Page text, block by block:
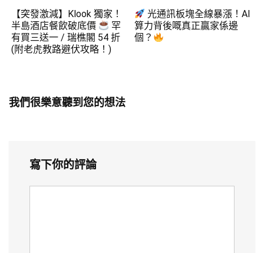
【突發激減】Klook 獨家！
半島酒店餐飲破底價
罕
有買三送一 / 瑞樵閣 54 折
(附老虎教路避伏攻略！)
光通訊板塊全線暴漲！AI
算力背後嘅真正贏家係邊
個？
我們很樂意聽到您的想法
寫下你的評論